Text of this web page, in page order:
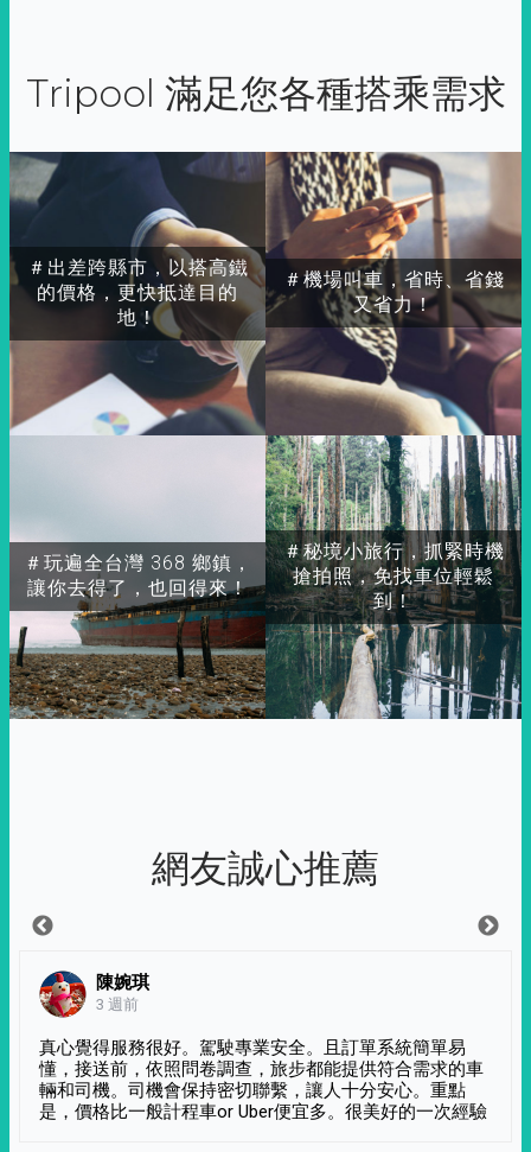
Tripool 滿足您各種搭乘需求
＃出差跨縣市，以搭高鐵
的價格，更快抵達目的
地！
＃玩遍全台灣 368 鄉鎮，
讓你去得了，也回得來！
＃秘境小旅行，抓緊時機
搶拍照，免找車位輕鬆
到！
＃機場叫車，省時、省錢
又省力！
網友誠心推薦
陳婉琪
3 週前
真心覺得服務很好。駕駛專業安全。且訂單系統簡單易
懂，接送前，依照問卷調查，旅步都能提供符合需求的車
輛和司機。司機會保持密切聯繫，讓人十分安心。重點
是，價格比一般計程車or Uber便宜多。很美好的一次經驗